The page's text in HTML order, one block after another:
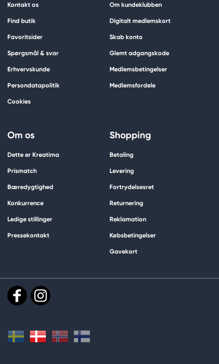
Kontakt os
Find butik
Favoritsider
Spørgsmål & svar
Erhvervskunde
Persondatapolitik
Cookies
Om kundeklubben
Digitalt medlemskort
Skab konto
Glemt adgangskode
Medlemsbetingelser
Medlemsfordele
Om os
Dette er Kreatima
Prismatch
Bæredygtighed
Konkurrence
Ledige stillinger
Pressekontakt
Shopping
Betaling
Levering
Fortrydelsesret
Returnering
Reklamation
Købsbetingelser
Gavekort